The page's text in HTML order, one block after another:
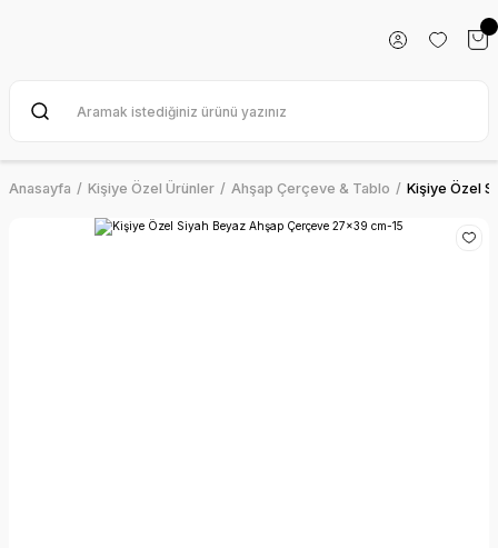
Anasayfa Kişiye Özel Ürünler Ahşap Çerçeve & Tablo Kişiye Özel